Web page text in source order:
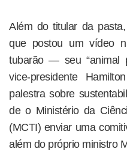
Além do titular da
que postou um vídeo
tubarão — seu “animal
vice-presidente
palestra sobre
de o Ministério da
(MCTI) enviar uma
além do próprio ministro